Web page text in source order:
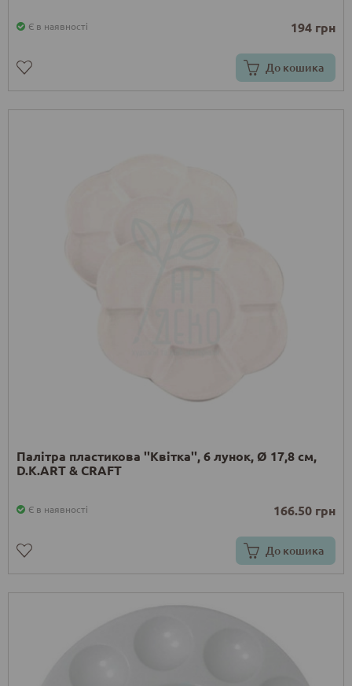
Є в наявності 194 грн
До кошика
Палітра пластикова ''Квітка'', 6 лунок, Ø 17,8 см,
D.K.ART & CRAFT
Є в наявності 166.50 грн
До кошика